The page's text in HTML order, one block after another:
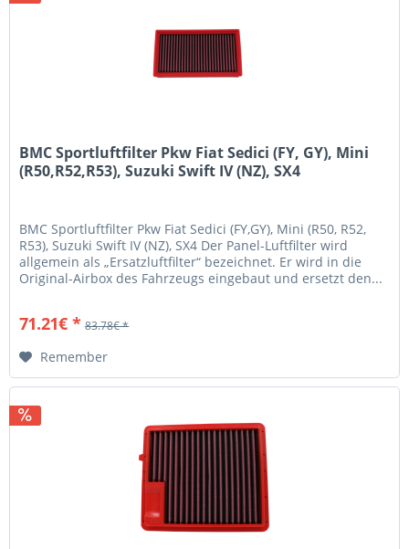
BMC Sportluftfilter Pkw Fiat Sedici (FY, GY), Mini
(R50,R52,R53), Suzuki Swift IV (NZ), SX4
BMC Sportluftfilter Pkw Fiat Sedici (FY,GY), Mini (R50, R52,
R53), Suzuki Swift IV (NZ), SX4 Der Panel-Luftfilter wird
allgemein als „Ersatzluftfilter“ bezeichnet. Er wird in die
Original-Airbox des Fahrzeugs eingebaut und ersetzt den...
71.21€ * 83.78€ *
Remember